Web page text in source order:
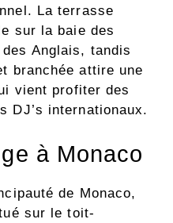
La terrasse
sur la baie des
Anglais, tandis
branchée attire une
vient profiter des
DJ’s internationaux.
à Monaco
de Monaco,
sur le toit-